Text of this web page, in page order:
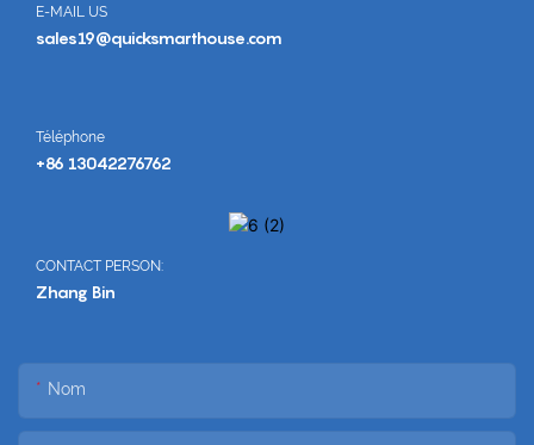
E-MAIL US
sales19@quicksmarthouse.com
Téléphone
+86 13042276762
CONTACT PERSON:
Zhang Bin
Nom